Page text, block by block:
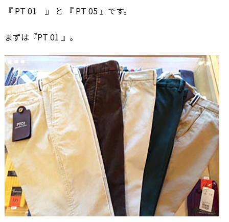
『 PT 01 』 と 『 PT 05 』です。
まずは『PT 01 』。